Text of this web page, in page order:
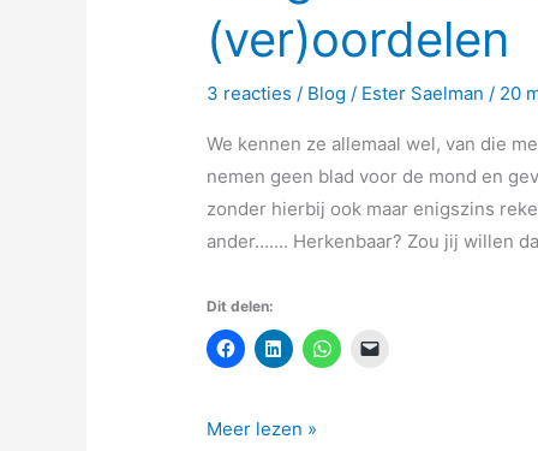
(ver)oordelen
3 reacties / Blog / Ester Saelman/ 20
We kennen ze allemaal wel, van die
nemen geen blad voor de mond en
zonder hierbij ook maar enigszins
ander……. Herkenbaar? Zou jij willen
Dit delen:
Meer lezen »